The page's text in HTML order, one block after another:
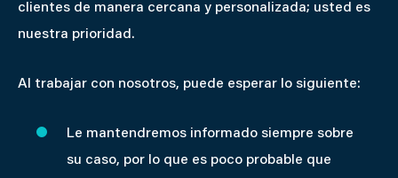
clientes de manera cercana y personalizada; usted es
nuestra prioridad.
Al trabajar con nosotros, puede esperar lo siguiente:
Le mantendremos informado siempre sobre
su caso, por lo que es poco probable que